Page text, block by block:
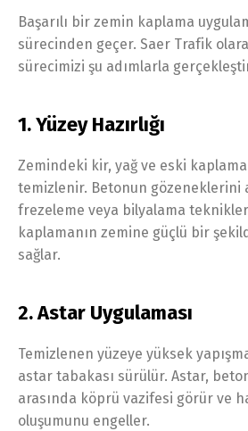
Başarılı bir zemin kaplama
sürecinden geçer. Saer Trafik
sürecimizi şu adımlarla
1. Yüzey Hazırlığı
Zemindeki kir, yağ ve eski kaplama
temizlenir. Betonun gözeneklerini
frezeleme veya bilyalama
kaplamanın zemine güçlü bir
sağlar.
2. Astar Uygulaması
Temizlenen yüzeye yüksek
astar tabakası sürülür. Astar,
arasında köprü vazifesi görür ve
oluşumunu engeller.